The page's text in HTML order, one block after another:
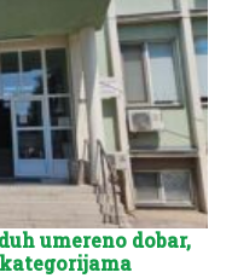
umereno dobar,